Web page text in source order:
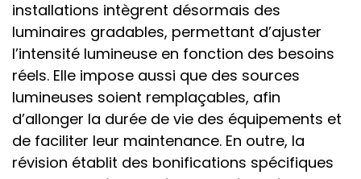
installations intègrent désormais des
luminaires gradables, permettant d’ajuster
l’intensité lumineuse en fonction des besoins
réels. Elle impose aussi que des sources
lumineuses soient remplaçables, afin
d’allonger la durée de vie des équipements et
de faciliter leur maintenance. En outre, la
révision établit des bonifications spécifiques